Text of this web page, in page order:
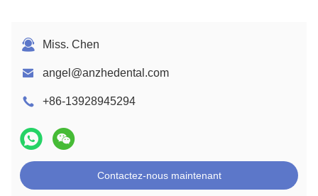
Miss. Chen
angel@anzhedental.com
+86-13928945294
Contactez-nous maintenant